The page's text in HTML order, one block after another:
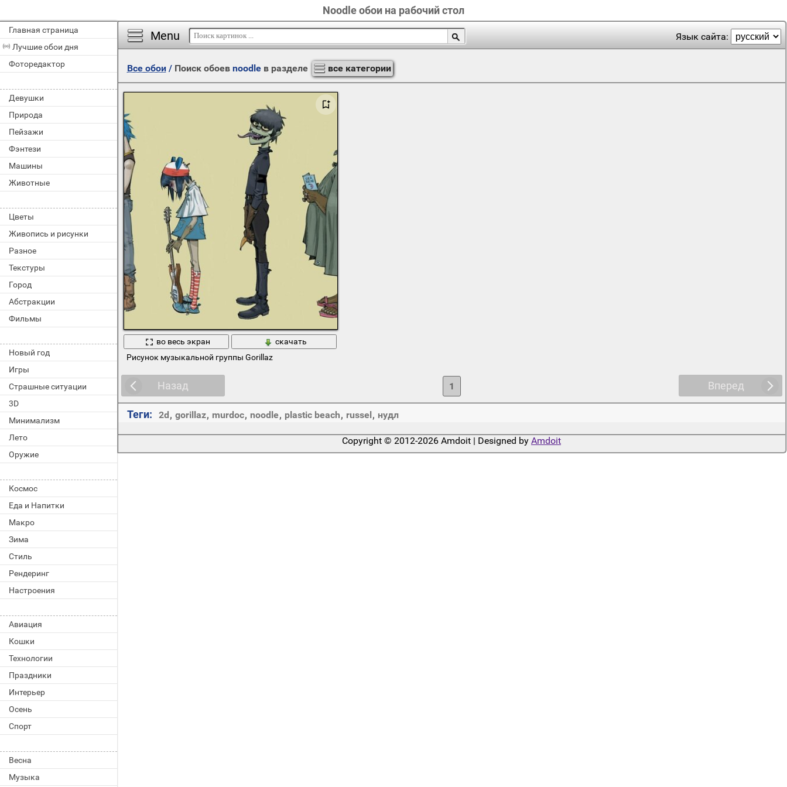
Noodle обои на рабочий стол
Главная страница
Лучшие обои дня
Фоторедактор
Девушки
Природа
Пейзажи
Фэнтези
Машины
Животные
Цветы
Живопись и рисунки
Разное
Текстуры
Город
Абстракции
Фильмы
Новый год
Игры
Страшные ситуации
3D
Минимализм
Лето
Оружие
Космос
Еда и Напитки
Макро
Зима
Стиль
Рендеринг
Настроения
Авиация
Кошки
Технологии
Праздники
Интерьер
Осень
Спорт
Весна
Музыка
Menu Язык сайта:
Все обои/ Поиск обоев noodleв разделе все категории
во весь экран
скачать
Рисунок музыкальной группы Gorillaz
Назад Вперед
1
Теги: 2d, gorillaz, murdoc, noodle, plastic beach, russel, нудл
Copyright © 2012-2026 Amdoit | Designed by Amdoit